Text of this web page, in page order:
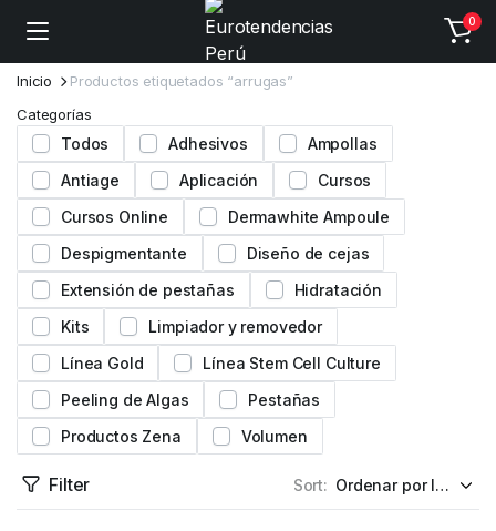
0
Inicio
Productos etiquetados “arrugas”
Categorías
Todos Adhesivos
Ampollas
Antiage
Aplicación
Cursos
Cursos Online
Dermawhite Ampoule
Despigmentante
Diseño de cejas
Extensión de pestañas
Hidratación
Kits
Limpiador y removedor
Línea Gold
Línea Stem Cell Culture
Peeling de Algas
Pestañas
Productos Zena
Volumen
Filter Sort: